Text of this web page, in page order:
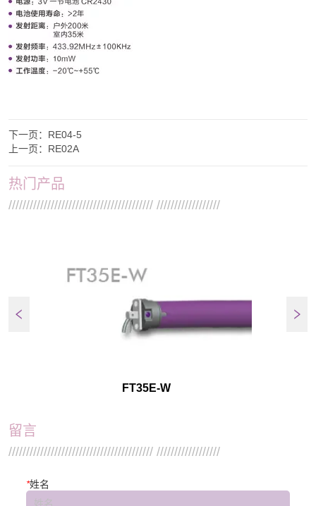
下一页： RE04-5
上一页： RE02A
热门产品
///////////////////////////////////////// //////////////////
FT35E-W
留言
///////////////////////////////////////// //////////////////
*姓名